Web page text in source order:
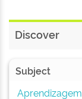
Discover
Subject